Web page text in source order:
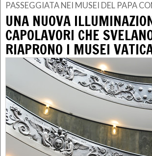
PASSEGGIATA NEI MUSEI DEL PAPA
UNA NUOVA
CAPOLAVORI CHE
RIAPRONO I MUSEI